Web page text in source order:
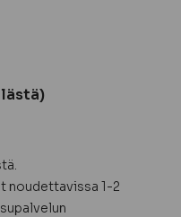
noudettavissa 1-2